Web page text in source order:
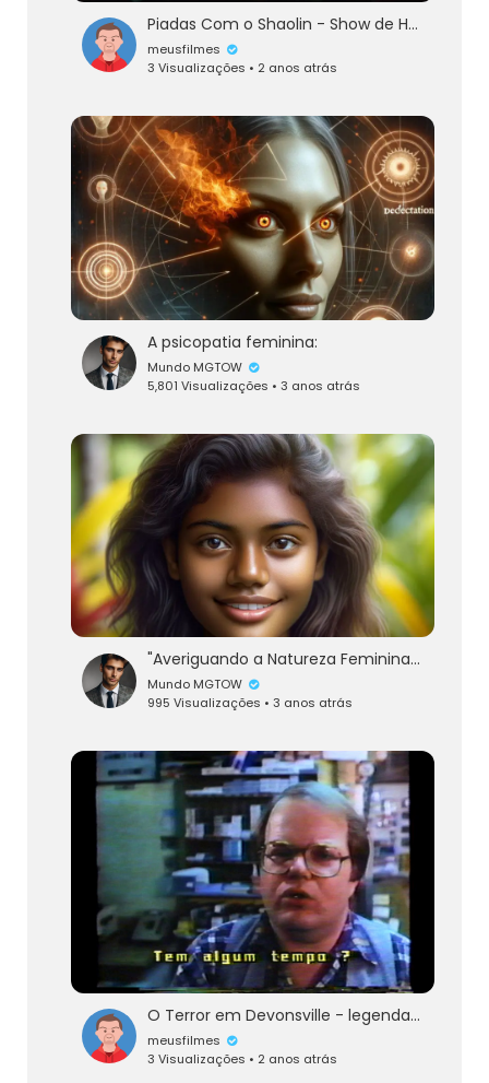
Piadas Com o Shaolin - Show de Humor - parte 2
meusfilmes
3 Visualizações • 2 anos atrás
A psicopatia feminina:
Mundo MGTOW
5,801 Visualizações • 3 anos atrás
"Averiguando a Natureza Feminina: A Busca Pela Eugenia e os Impactos do Feminismo"
Mundo MGTOW
995 Visualizações • 3 anos atrás
O Terror em Devonsville - legendado - 1983 - 2ª Parte
meusfilmes
3 Visualizações • 2 anos atrás